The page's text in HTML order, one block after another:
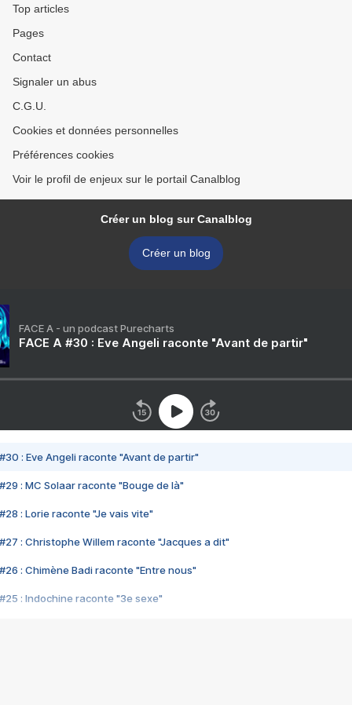
Top articles
Pages
Contact
Signaler un abus
C.G.U.
Cookies et données personnelles
Préférences cookies
Voir le profil de enjeux sur le portail Canalblog
Créer un blog sur Canalblog
Créer un blog
FACE A - un podcast Purecharts
FACE A #30 : Eve Angeli raconte "Avant de partir"
#30 : Eve Angeli raconte "Avant de partir"
#29 : MC Solaar raconte "Bouge de là"
#28 : Lorie raconte "Je vais vite"
#27 : Christophe Willem raconte "Jacques a dit"
#26 : Chimène Badi raconte "Entre nous"
#25 : Indochine raconte "3e sexe"